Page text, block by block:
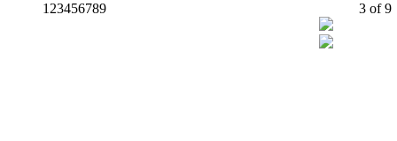
1 23456789 4 of9